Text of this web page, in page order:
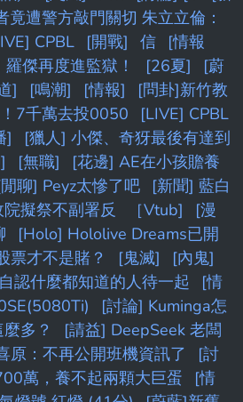
遭警方敲門關切 朱立立倫：
CPBL [開戰] 信
[情報
傑再度進監獄！ [26夏]
[蔚
] [鳴潮] [情報]
[問卦]新竹教
7千萬去投0050
[LIVE] CPBL
]
[獵人] 小傑、奇犽最後有達到
[無職]
[花邊] AE在小孩贍養
聊] Peyz太慘了吧
[新聞] 藍白
擬祭不副署反
［Vtub]
[漫
[Holo] Hololive Dreams已開
票才不是賭？ [鬼滅]
[內鬼]
認什麼都知道的人待一起
[情
[討論] Kuminga怎
多？
[請益] DeepSeek 老闆
原：不再公開班機資訊了
[討
萬，養不起兩顆大巨蛋
[情